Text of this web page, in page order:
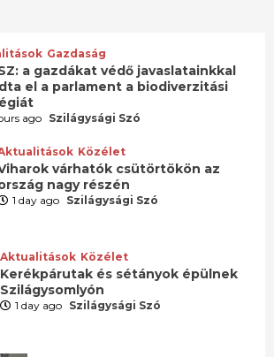
Gazdaság
a gazdákat védő javaslatainkkal
el a parlament a biodiverzitási
ago Szilágysági Szó
Közélet
várhatók csütörtökön az
nagy részén
1 day ago Szilágysági Szó
Aktualitások Közélet
Kerékpárutak és sétányok épülnek
Szilágysomlyón
1 day ago Szilágysági Szó